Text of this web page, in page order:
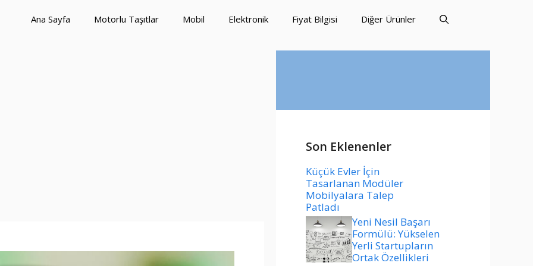
Ana Sayfa Motorlu Taşıtlar Mobil Elektronik Fiyat Bilgisi Diğer Ürünler
Son Eklenenler
Küçük Evler İçin
Tasarlanan Modüler
Mobilyalara Talep
Patladı
Yeni Nesil Başarı
Formülü: Yükselen
Yerli Startupların
Ortak Özellikleri